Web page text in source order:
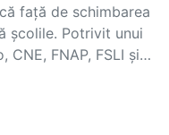
față de schimbarea
școlile. Potrivit unui
CNE, FNAP, FSLI și…